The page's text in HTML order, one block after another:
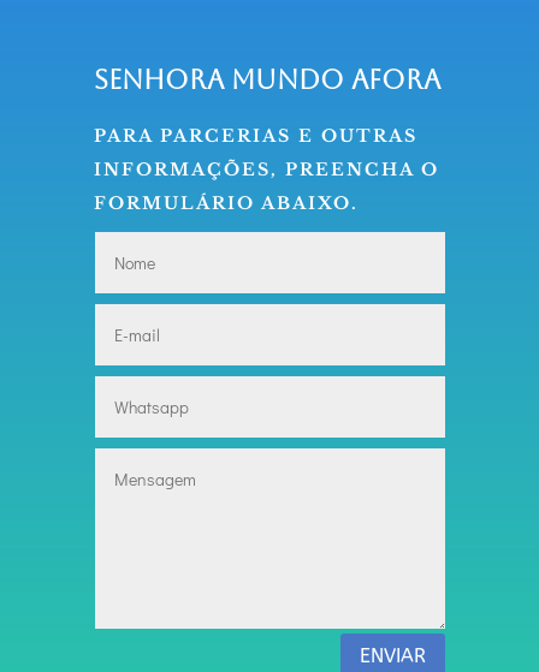
Senhora Mundo Afora
PARA PARCERIAS E OUTRAS
INFORMAÇÕES, PREENCHA O
FORMULÁRIO ABAIXO.
ENVIAR